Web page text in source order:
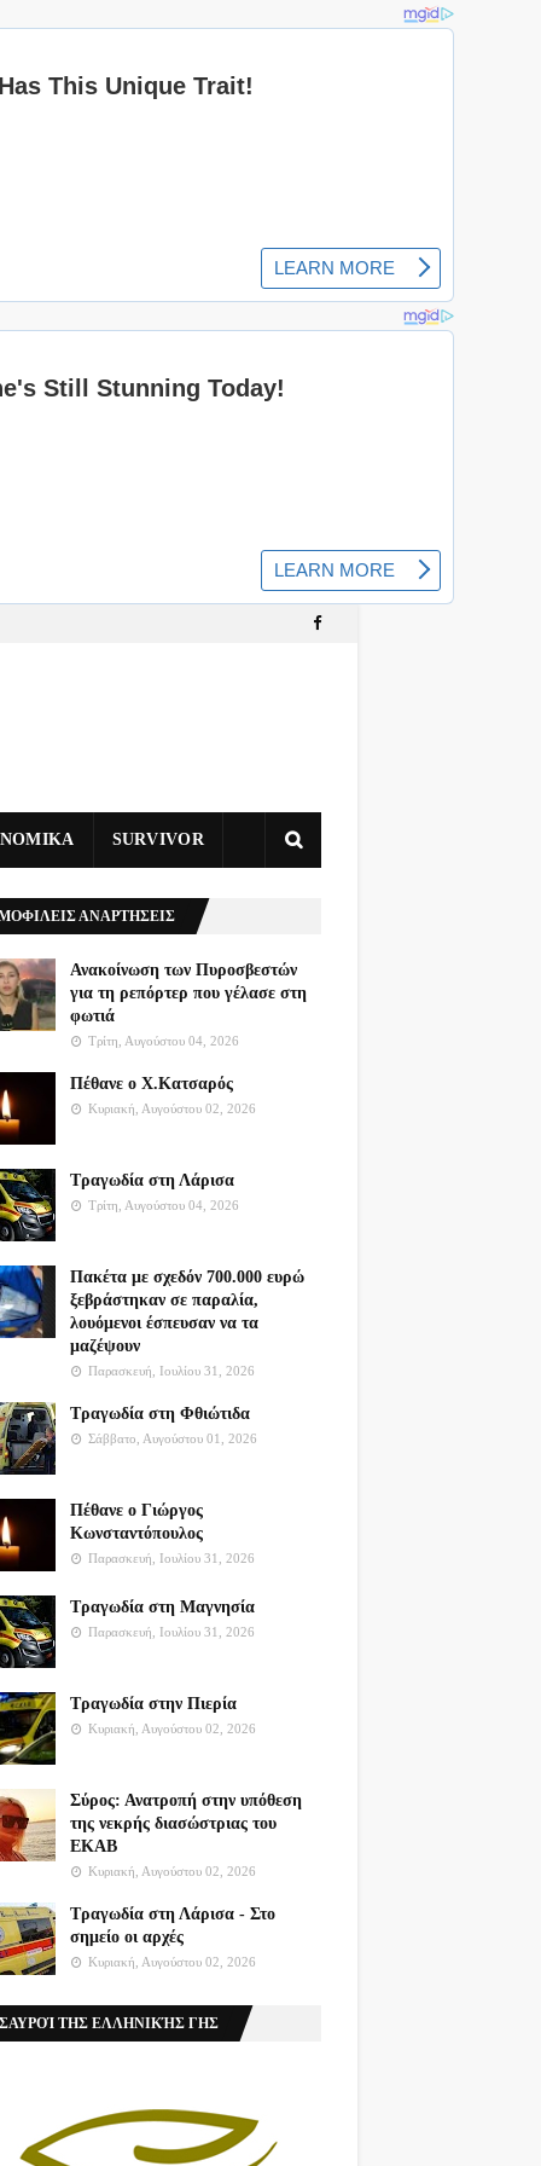
SURVIVOR
ΑΝΑΡΤΗΣΕΙΣ
Ανακοίνωση των Πυροσβεστών
για τη ρεπόρτερ που γέλασε στη
φωτιά
Τρίτη, Αυγούστου 04, 2026
Πέθανε ο Χ.Κατσαρός
Κυριακή, Αυγούστου 02, 2026
Τραγωδία στη Λάρισα
Τρίτη, Αυγούστου 04, 2026
Πακέτα με σχεδόν 700.000 ευρώ
ξεβράστηκαν σε παραλία,
λουόμενοι έσπευσαν να τα
μαζέψουν
Παρασκευή, Ιουλίου 31, 2026
Τραγωδία στη Φθιώτιδα
Σάββατο, Αυγούστου 01, 2026
Πέθανε ο Γιώργος
Κωνσταντόπουλος
Παρασκευή, Ιουλίου 31, 2026
Τραγωδία στη Μαγνησία
Παρασκευή, Ιουλίου 31, 2026
Τραγωδία στην Πιερία
Κυριακή, Αυγούστου 02, 2026
Σύρος: Ανατροπή στην υπόθεση
της νεκρής διασώστριας του
ΕΚΑΒ
Κυριακή, Αυγούστου 02, 2026
Τραγωδία στη Λάρισα - Στο
σημείο οι αρχές
Κυριακή, Αυγούστου 02, 2026
ΤΗΣ ΕΛΛΗΝΙΚΉΣ ΓΗΣ